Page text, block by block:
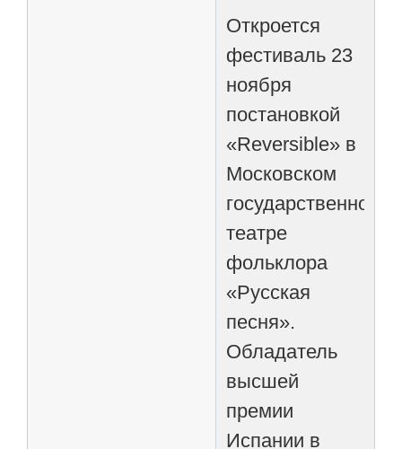
Откроется
фестиваль 23
ноября
постановкой
«Reversible» в
Московском
государственном
театре
фольклора
«Русская
песня».
Обладатель
высшей
премии
Испании в